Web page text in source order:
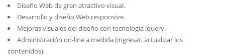
Diseño Web de gran atractivo visual.
Desarrollo y diseño Web responsive.
Mejoras visuales del diseño con tecnología jquery.
Administración on-line a medida (ingresar, actualizar los
contenidos).